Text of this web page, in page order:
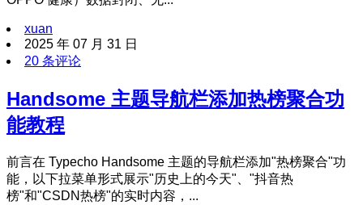
xuan
2025 年 07 月 31 日
20 条评论
Handsome 主题导航栏添加热榜聚合功
能教程
前言在 Typecho Handsome 主题的导航栏添加"热榜聚合"功
能，以下拉菜单形式展示"历史上的今天"、"抖音热
榜"和"CSDN热榜"的实时内容，...